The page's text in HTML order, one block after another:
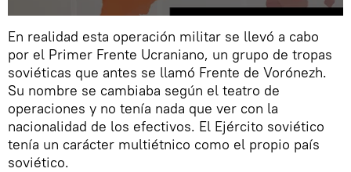
En realidad esta operación militar se llevó a cabo
por el Primer Frente Ucraniano, un grupo de tropas
soviéticas que antes se llamó Frente de Vorónezh.
Su nombre se cambiaba según el teatro de
operaciones y no tenía nada que ver con la
nacionalidad de los efectivos. El Ejército soviético
tenía un carácter multiétnico como el propio país
soviético.